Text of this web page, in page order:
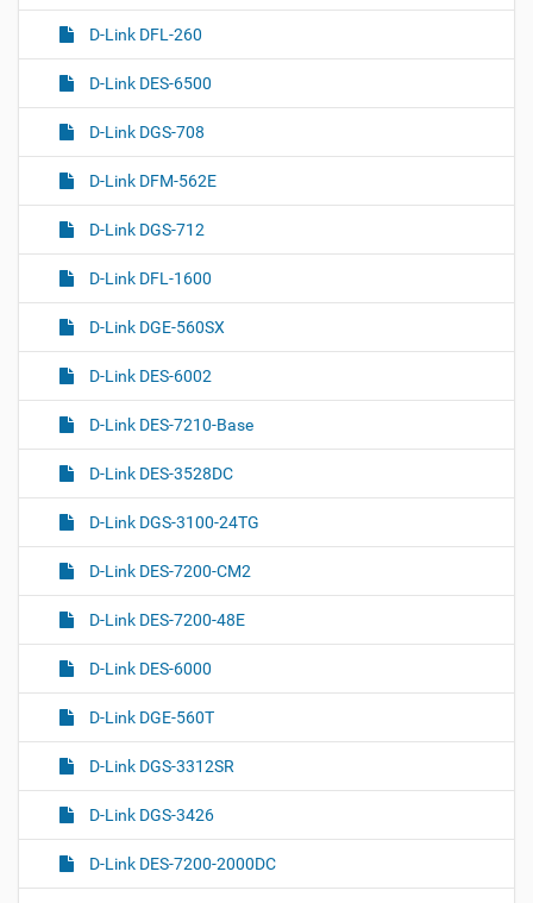
D-Link DFL-260
D-Link DES-6500
D-Link DGS-708
D-Link DFM-562E
D-Link DGS-712
D-Link DFL-1600
D-Link DGE-560SX
D-Link DES-6002
D-Link DES-7210-Base
D-Link DES-3528DC
D-Link DGS-3100-24TG
D-Link DES-7200-CM2
D-Link DES-7200-48E
D-Link DES-6000
D-Link DGE-560T
D-Link DGS-3312SR
D-Link DGS-3426
D-Link DES-7200-2000DC